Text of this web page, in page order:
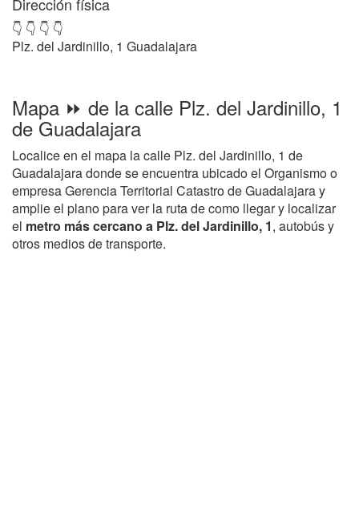
👇 👇 👇 👇
Plz. del Jardinillo, 1 Guadalajara
Mapa ⏩ de la calle Plz. del Jardinillo, 1
de Guadalajara
Localice en el mapa la calle Plz. del Jardinillo, 1 de
Guadalajara donde se encuentra ubicado el Organismo o
empresa Gerencia Territorial Catastro de Guadalajara y
amplie el plano para ver la ruta de como llegar y localizar
el metro más cercano a Plz. del Jardinillo, 1, autobús y
otros medios de transporte.